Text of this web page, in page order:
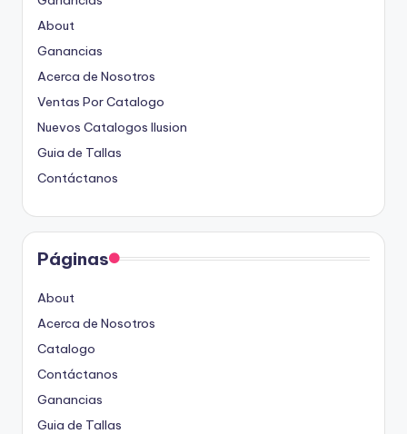
About
Ganancias
Acerca de Nosotros
Ventas Por Catalogo
Nuevos Catalogos Ilusion
Guia de Tallas
Contáctanos
Páginas
About
Acerca de Nosotros
Catalogo
Contáctanos
Ganancias
Guia de Tallas